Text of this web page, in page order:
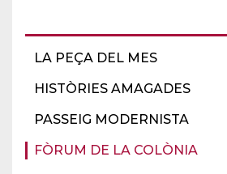
LA PEÇA DEL MES
HISTÒRIES AMAGADES
PASSEIG MODERNISTA
FÒRUM DE LA COLÒNIA